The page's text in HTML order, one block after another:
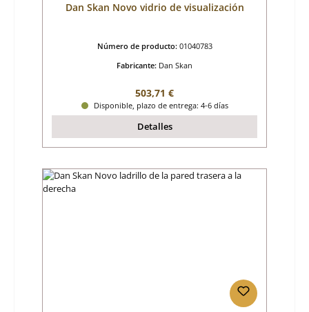
Dan Skan Novo vidrio de visualización
Número de producto: 01040783
Fabricante: Dan Skan
Precio normal:
503,71 €
Disponible, plazo de entrega: 4-6 días
Detalles